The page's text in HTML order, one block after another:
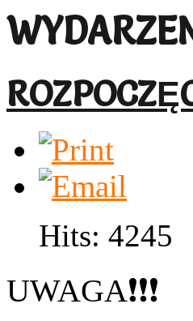
Hits: 4245
UWAGA❗❗❗